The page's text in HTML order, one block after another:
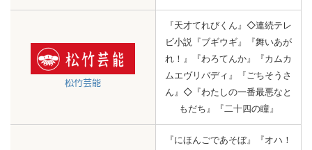
松竹芸能
『天才てれびくん』◇連続テレ
ビ小説『ブギウギ』『舞いあが
れ！』『わろてんか』『カムカ
ムエヴリバディ』『ごちそうさ
ん』◇『わたしの一番最悪なと
もだち』『二十四の瞳』
『にほんごであそぼ』『オハ！